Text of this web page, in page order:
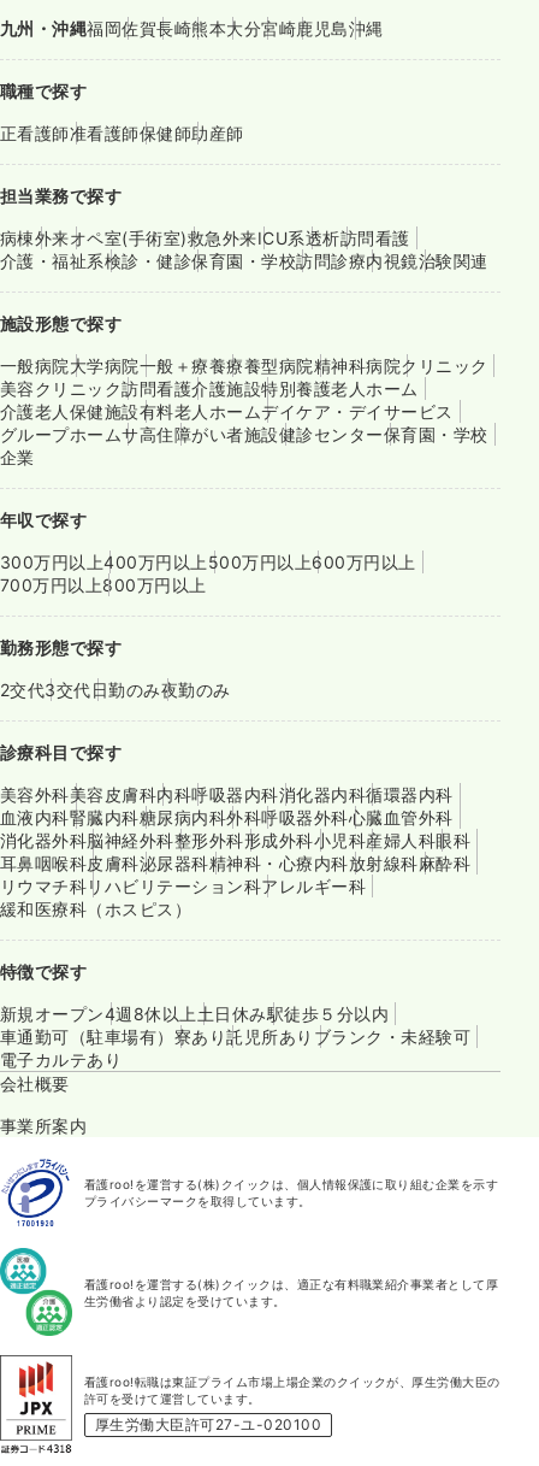
九州・沖縄福岡佐賀長崎熊本大分宮崎鹿児島沖縄
職種で探す
正看護師准看護師保健師助産師
担当業務で探す
病棟外来オペ室(手術室)救急外来ICU系透析訪問看護
介護・福祉系検診・健診保育園・学校訪問診療内視鏡治験関連
施設形態で探す
一般病院大学病院一般＋療養療養型病院精神科病院クリニック
美容クリニック訪問看護介護施設特別養護老人ホーム
介護老人保健施設有料老人ホームデイケア・デイサービス
グループホームサ高住障がい者施設健診センター保育園・学校
企業
年収で探す
300万円以上400万円以上 500万円以上600万円以上
700万円以上800万円以上
勤務形態で探す
2交代3交代日勤のみ夜勤のみ
診療科目で探す
美容外科美容皮膚科内科呼吸器内科消化器内科循環器内科
血液内科腎臓内科糖尿病内科外科呼吸器外科心臓血管外科
消化器外科脳神経外科整形外科形成外科小児科産婦人科眼科
耳鼻咽喉科皮膚科泌尿器科精神科・心療内科放射線科麻酔科
リウマチ科リハビリテーション科アレルギー科
緩和医療科（ホスピス）
特徴で探す
新規オープン4週8休以上 土日休み駅徒歩５分以内
車通勤可（駐車場有） 寮あり託児所あり ブランク・未経験可
電子カルテあり
会社概要
事業所案内
看護roo!を運営する(株)クイックは、個人情報保護に取り組む企業を示す
プライバシーマークを取得しています。
看護roo!を運営する(株)クイックは、適正な有料職業紹介事業者として厚
生労働省より認定を受けています。
看護roo!転職は東証プライム市場上場企業のクイックが、厚生労働大臣の
許可を受けて運営しています。
厚生労働大臣許可27-ユ-020100